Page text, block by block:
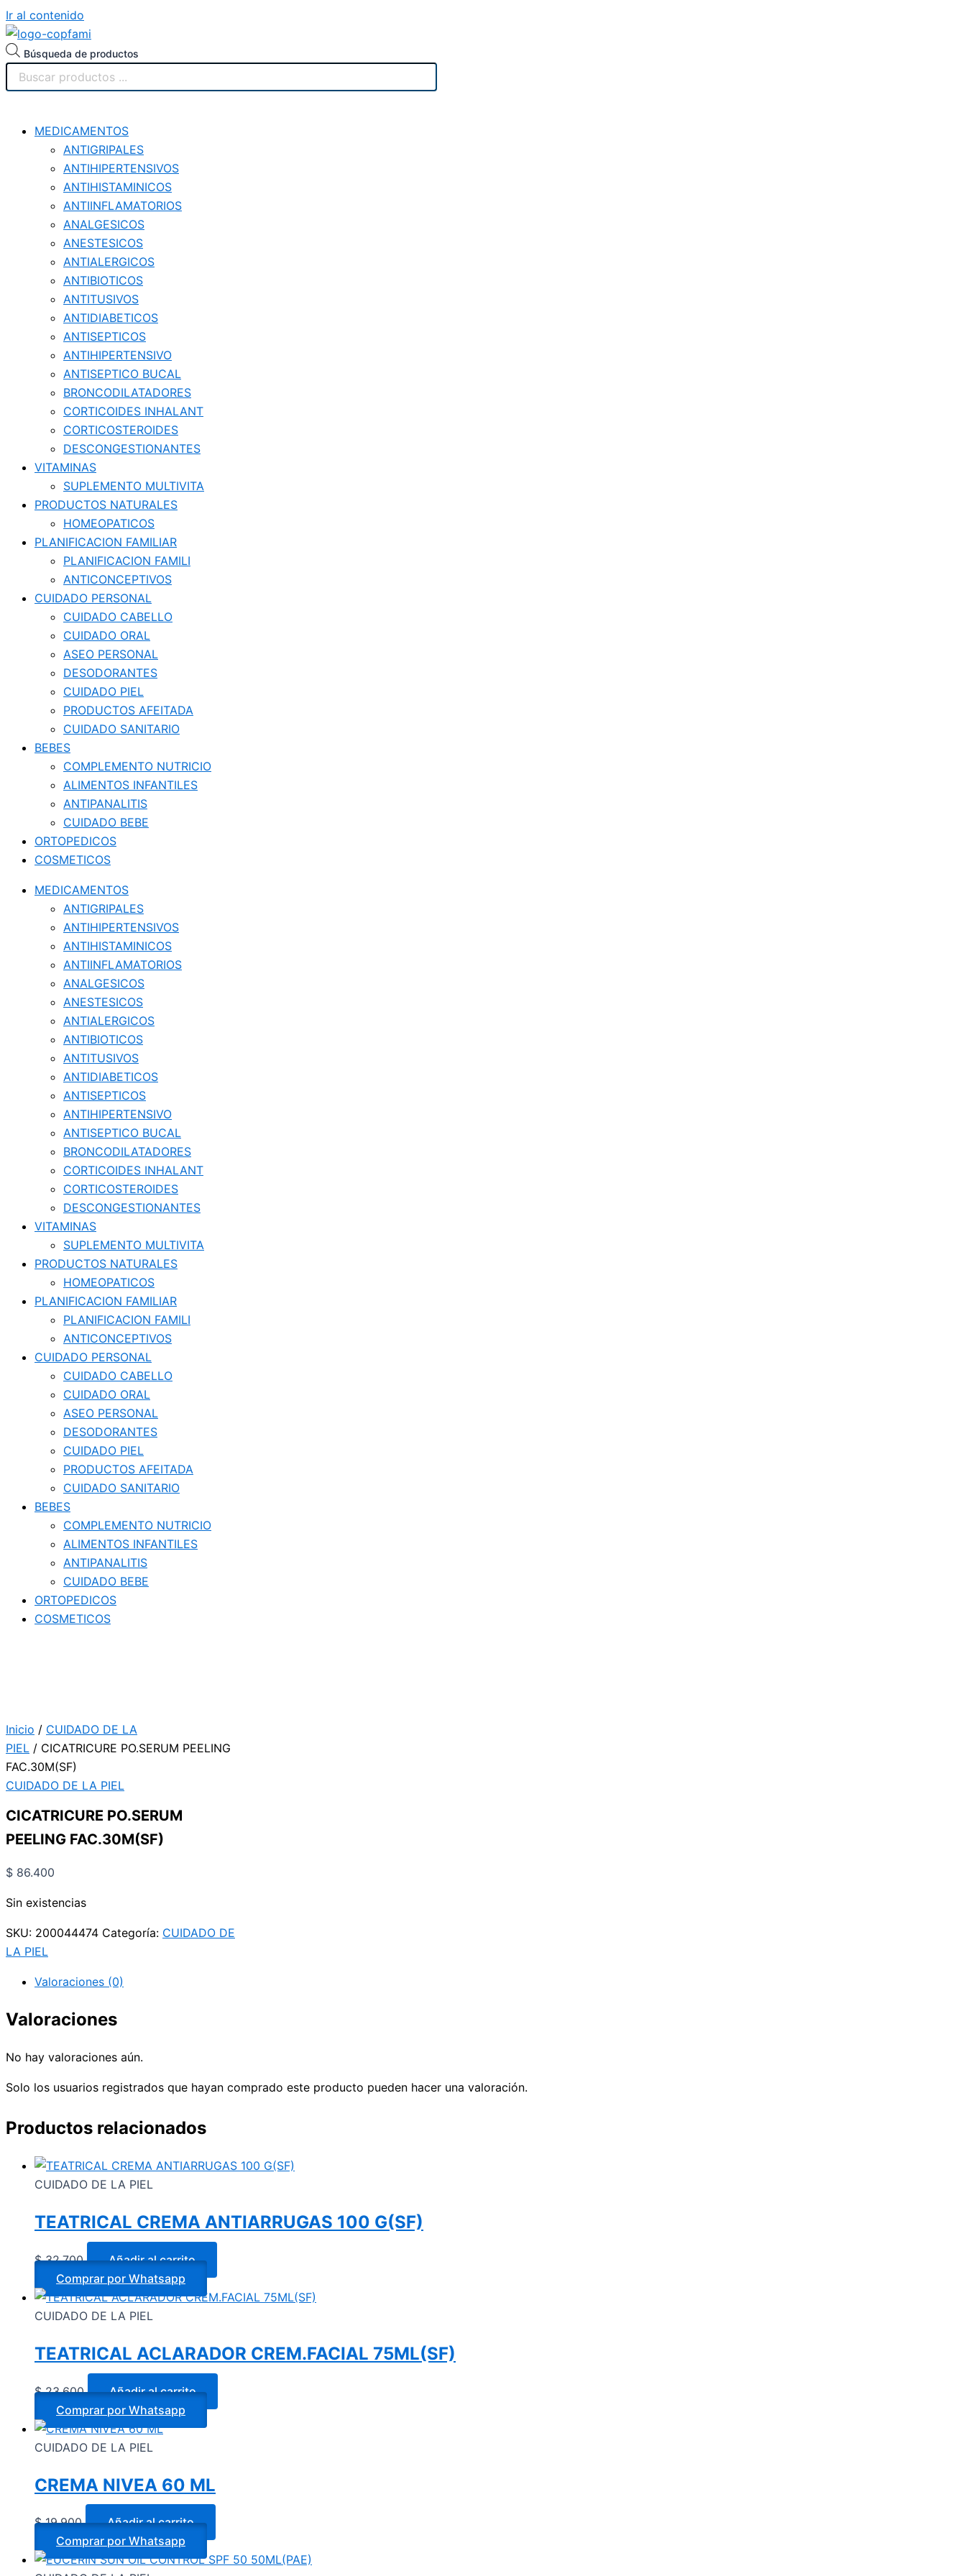
Ir al contenido
Búsqueda de productos
MEDICAMENTOS
ANTIGRIPALES
ANTIHIPERTENSIVOS
ANTIHISTAMINICOS
ANTIINFLAMATORIOS
ANALGESICOS
ANESTESICOS
ANTIALERGICOS
ANTIBIOTICOS
ANTITUSIVOS
ANTIDIABETICOS
ANTISEPTICOS
ANTIHIPERTENSIVO
ANTISEPTICO BUCAL
BRONCODILATADORES
CORTICOIDES INHALANT
CORTICOSTEROIDES
DESCONGESTIONANTES
VITAMINAS
SUPLEMENTO MULTIVITA
PRODUCTOS NATURALES
HOMEOPATICOS
PLANIFICACION FAMILIAR
PLANIFICACION FAMILI
ANTICONCEPTIVOS
CUIDADO PERSONAL
CUIDADO CABELLO
CUIDADO ORAL
ASEO PERSONAL
DESODORANTES
CUIDADO PIEL
PRODUCTOS AFEITADA
CUIDADO SANITARIO
BEBES
COMPLEMENTO NUTRICIO
ALIMENTOS INFANTILES
ANTIPANALITIS
CUIDADO BEBE
ORTOPEDICOS
COSMETICOS
MEDICAMENTOS
ANTIGRIPALES
ANTIHIPERTENSIVOS
ANTIHISTAMINICOS
ANTIINFLAMATORIOS
ANALGESICOS
ANESTESICOS
ANTIALERGICOS
ANTIBIOTICOS
ANTITUSIVOS
ANTIDIABETICOS
ANTISEPTICOS
ANTIHIPERTENSIVO
ANTISEPTICO BUCAL
BRONCODILATADORES
CORTICOIDES INHALANT
CORTICOSTEROIDES
DESCONGESTIONANTES
VITAMINAS
SUPLEMENTO MULTIVITA
PRODUCTOS NATURALES
HOMEOPATICOS
PLANIFICACION FAMILIAR
PLANIFICACION FAMILI
ANTICONCEPTIVOS
CUIDADO PERSONAL
CUIDADO CABELLO
CUIDADO ORAL
ASEO PERSONAL
DESODORANTES
CUIDADO PIEL
PRODUCTOS AFEITADA
CUIDADO SANITARIO
BEBES
COMPLEMENTO NUTRICIO
ALIMENTOS INFANTILES
ANTIPANALITIS
CUIDADO BEBE
ORTOPEDICOS
COSMETICOS
Inicio / CUIDADO DE LA
PIEL / CICATRICURE PO.SERUM PEELING
FAC.30M(SF)
CUIDADO DE LA PIEL
CICATRICURE PO.SERUM
PEELING FAC.30M(SF)
$ 86.400
Sin existencias
SKU: 200044474 Categoría: CUIDADO DE
LA PIEL
Valoraciones (0)
Valoraciones
No hay valoraciones aún.
Solo los usuarios registrados que hayan comprado este producto pueden hacer una valoración.
Productos relacionados
CUIDADO DE LA PIEL
TEATRICAL CREMA ANTIARRUGAS 100 G(SF)
$32.700
Añadir al carrito
Comprar por Whatsapp
CUIDADO DE LA PIEL
TEATRICAL ACLARADOR CREM.FACIAL 75ML(SF)
$23.600
Añadir al carrito
Comprar por Whatsapp
CUIDADO DE LA PIEL
CREMA NIVEA 60 ML
$19.900
Añadir al carrito
Comprar por Whatsapp